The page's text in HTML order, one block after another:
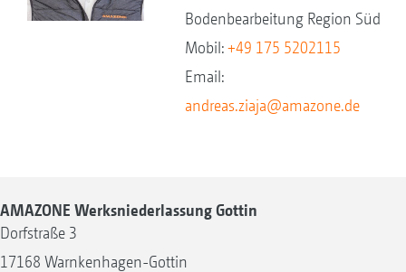
Bodenbearbeitung Region Süd
Mobil:+49 175 5202115
Email:
andreas.ziaja@amazone.de
AMAZONE Werksniederlassung Gottin
Dorfstraße 3
17168 Warnkenhagen-Gottin